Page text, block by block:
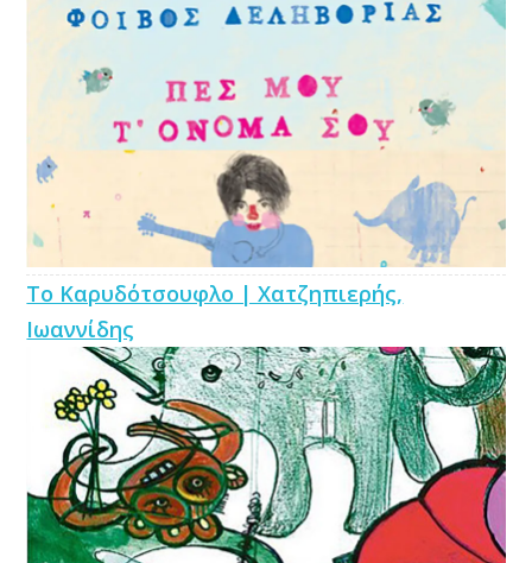
Το Καρυδότσουφλο | Χατζηπιερής,
Ιωαννίδης